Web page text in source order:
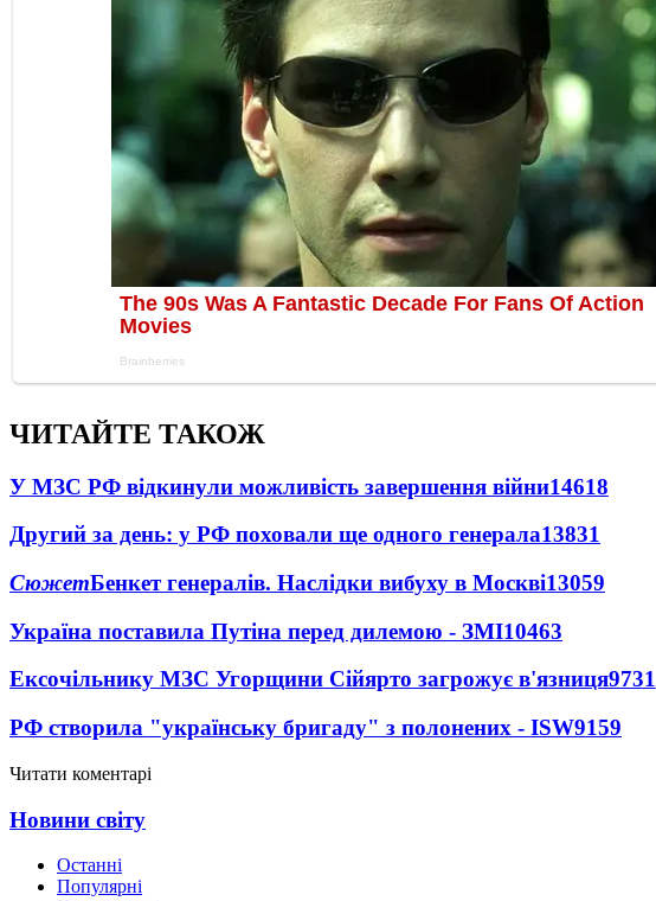
ЧИТАЙТЕ ТАКОЖ
У МЗС РФ відкинули можливість завершення війни14618
Другий за день: у РФ поховали ще одного генерала13831
СюжетБенкет генералів. Наслідки вибуху в Москві13059
Україна поставила Путіна перед дилемою - ЗМІ10463
Ексочільнику МЗС Угорщини Сійярто загрожує в'язниця9731
РФ створила "українську бригаду" з полонених - ISW9159
Читати коментарі
Новини світу
Останні
Популярні